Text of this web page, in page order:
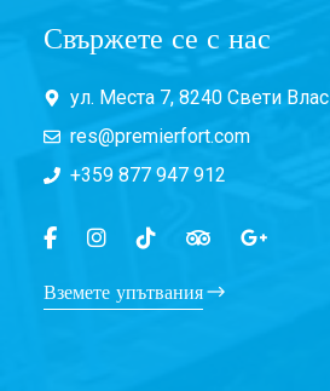
Свържете се с нас
ул. Места 7, 8240 Свети Влас
res@premierfort.com
+359 877 947 912
Вземете упътвания